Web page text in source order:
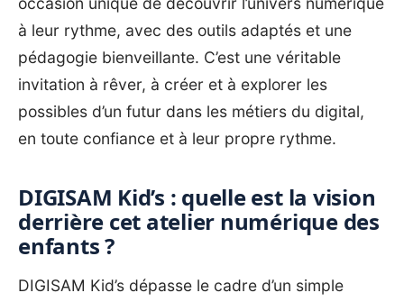
à leur rythme, avec des outils adaptés et une
pédagogie bienveillante. C’est une véritable
invitation à rêver, à créer et à explorer les
possibles d’un futur dans les métiers du digital,
en toute confiance et à leur propre rythme.
DIGISAM Kid’s : quelle est la vision
derrière cet atelier numérique des
enfants ?
DIGISAM Kid’s dépasse le cadre d’un simple